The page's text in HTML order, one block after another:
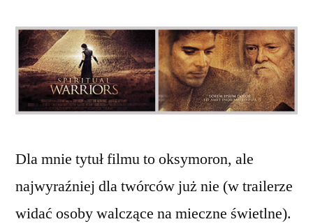
Dla mnie tytuł filmu to oksymoron, ale
najwyraźniej dla twórców już nie (w trailerze
widać osoby walczące na mieczne świetlne).